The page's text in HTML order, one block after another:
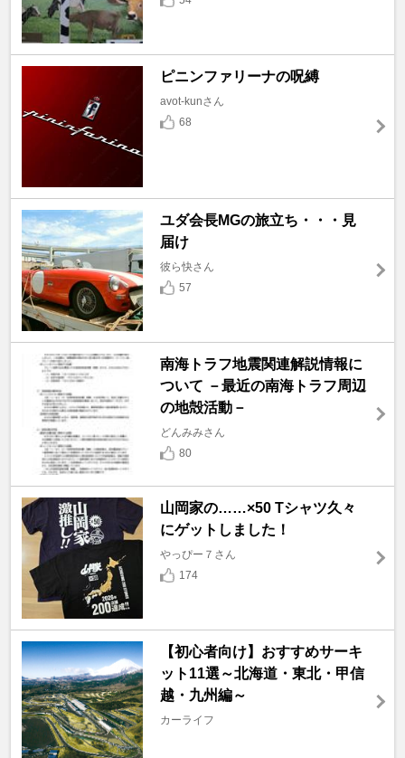
ピニンファリーナの呪縛
avot-kunさん
68
ユダ会長MGの旅立ち・・・見
届け
彼ら快さん
57
南海トラフ地震関連解説情報に
ついて －最近の南海トラフ周辺
の地殻活動－
どんみみさん
80
山岡家の……×50 Tシャツ久々
にゲットしました！
やっぴー７さん
174
【初心者向け】おすすめサーキ
ット11選～北海道・東北・甲信
越・九州編～
カーライフ